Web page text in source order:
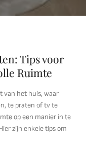
Tips voor
Ruimte
van het huis, waar
te praten of tv te
op een manier in te
zijn enkele tips om